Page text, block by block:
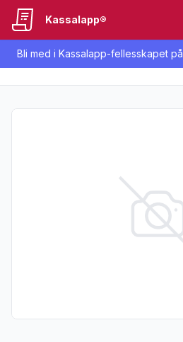
Bli med i Kassalapp-fellesskapet på
Kassalapp®